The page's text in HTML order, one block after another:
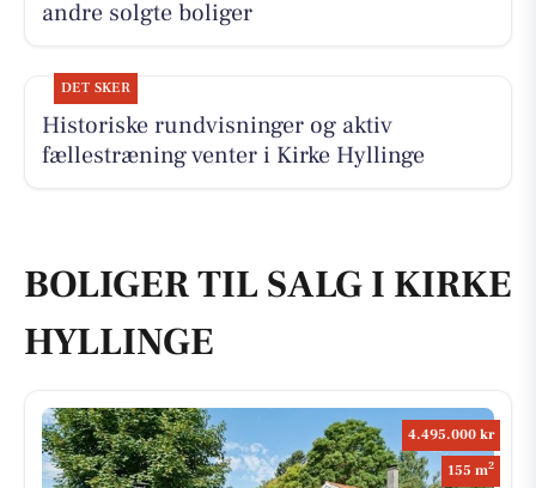
andre solgte boliger
DET SKER
Historiske rundvisninger og aktiv
fællestræning venter i Kirke Hyllinge
BOLIGER TIL SALG I KIRKE
HYLLINGE
4.495.000 kr
155 m2